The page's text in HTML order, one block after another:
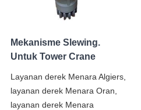
Mekanisme Slewing.
Untuk Tower Crane
Layanan derek Menara Algiers,
layanan derek Menara Oran,
layanan derek Menara